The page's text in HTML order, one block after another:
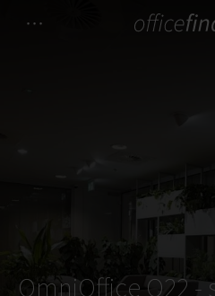
OmniOffice Q22 -